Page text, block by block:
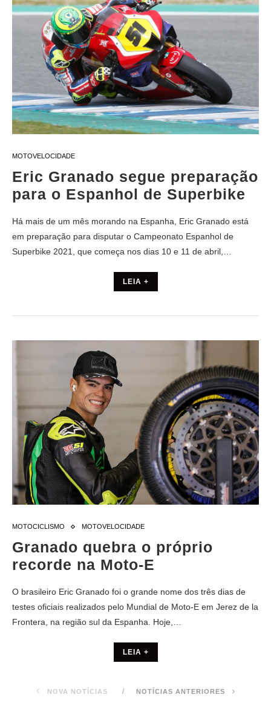
MOTOVELOCIDADE
Eric Granado segue preparação
para o Espanhol de Superbike
Há mais de um mês morando na Espanha, Eric Granado está
em preparação para disputar o Campeonato Espanhol de
Superbike 2021, que começa nos dias 10 e 11 de abril,…
LEIA +
MOTOCICLISMO MOTOVELOCIDADE
Granado quebra o próprio
recorde na Moto-E
O brasileiro Eric Granado foi o grande nome dos três dias de
testes oficiais realizados pelo Mundial de Moto-E em Jerez de la
Frontera, na região sul da Espanha. Hoje,…
LEIA +
NOVA NOTÍCIAS NOTÍCIAS ANTERIORES